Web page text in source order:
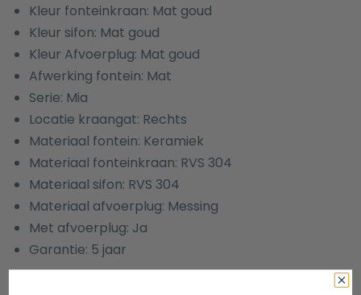
Kleur fonteinkraan: Mat goud
Kleur sifon: Mat goud
Kleur Afvoerplug: Mat goud
Afwerking fontein: Mat
Serie: Mia
Locatie kraangat: Rechts
Materiaal fontein: Keramiek
Materiaal fonteinkraan: RVS 304
Materiaal sifon: RVS 304
Materiaal afvoerplug: Messing
Met afvoerplug: Ja
Garantie: 5 jaar